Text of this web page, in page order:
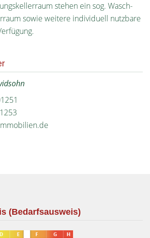
stehen ein sog. Wasch-
sowie weitere individuell nutzbare
(Bedarfsausweis)